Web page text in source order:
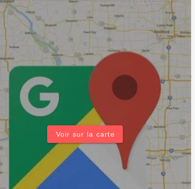
Voir sur la carte